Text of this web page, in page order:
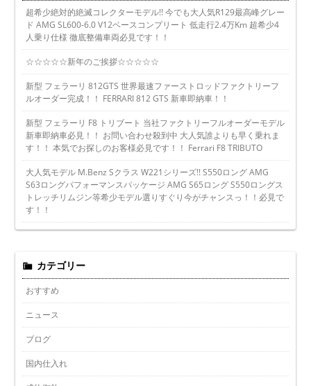
超希少絶対的絶滅コレクターモデル!! 今でも大人気R129最高峰グレー
ド AMG SL600-6.0 V12ベースコンプリート 低走行2.4万Km 超希少4
人乗り仕様 徹底整備車両必見です！！
☆☆☆☆☆新年のご挨拶☆☆☆☆☆
新型 フェラーリ 812GTS 世界最速ファーストロッドファクトリーフ
ルオーダー完成！！ FERRARI 812 GTS 新車即納車！！
新型 フェラーリ F8 トリブート 当社ファクトリーフルオーダーモデル
新車即納車必見！！ お問い合わせ殺到中 大人気誰よりも早く乗れま
す！！ 本気でお探しのお客様必見です！！ Ferrari F8 TRIBUTO
大人気モデル M.Benz Sクラス W221シリーズ!! S550ロング AMG
S63ロングパフォーマンスパッケージ AMG S65ロング S550ロングス
トレッチリムジン等希少モデル選りすぐり今がチャンスっ！！必見で
す！！
カテゴリー
おすすめ
ニュース
ブログ
国内仕入れ